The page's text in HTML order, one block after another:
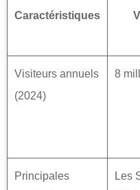
Caractéristiques
Visiteurs annuels
(2024)
8
Principales
Les